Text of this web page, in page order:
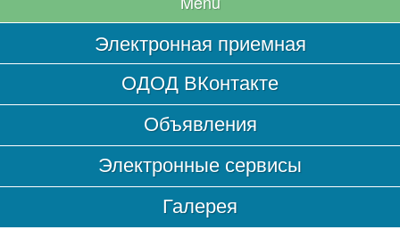
Сведения об образовательной организации
Основные сведения
Структура и органы управления образовательной
организацией
Образование
Электронная приемная
ОДОД ВКонтакте
Объявления
Электронные сервисы
Галерея